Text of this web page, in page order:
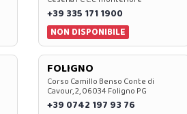
+39 335 171 1900
NON DISPONIBILE
FOLIGNO
Corso Camillo Benso Conte di
Cavour, 2, 06034 Foligno PG
+39 0742 197 93 76